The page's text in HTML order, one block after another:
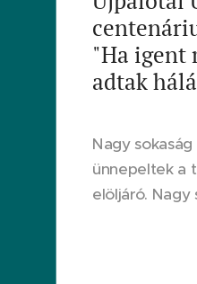
"Ha igent
adtak
Nagy
ünnepeltek a
elöljáró. Nagy